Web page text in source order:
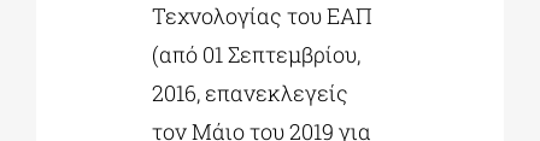
Τεχνολογίας του ΕΑΠ
(από 01 Σεπτεμβρίου,
2016, επανεκλεγείς
τον Μάιο του 2019 για